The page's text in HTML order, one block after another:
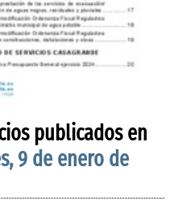
publicados en
9 de enero de